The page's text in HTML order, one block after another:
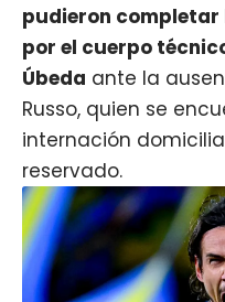
pudieron
por el cuerpo
Úbeda ante la
Russo, quien se
internación
reservado.